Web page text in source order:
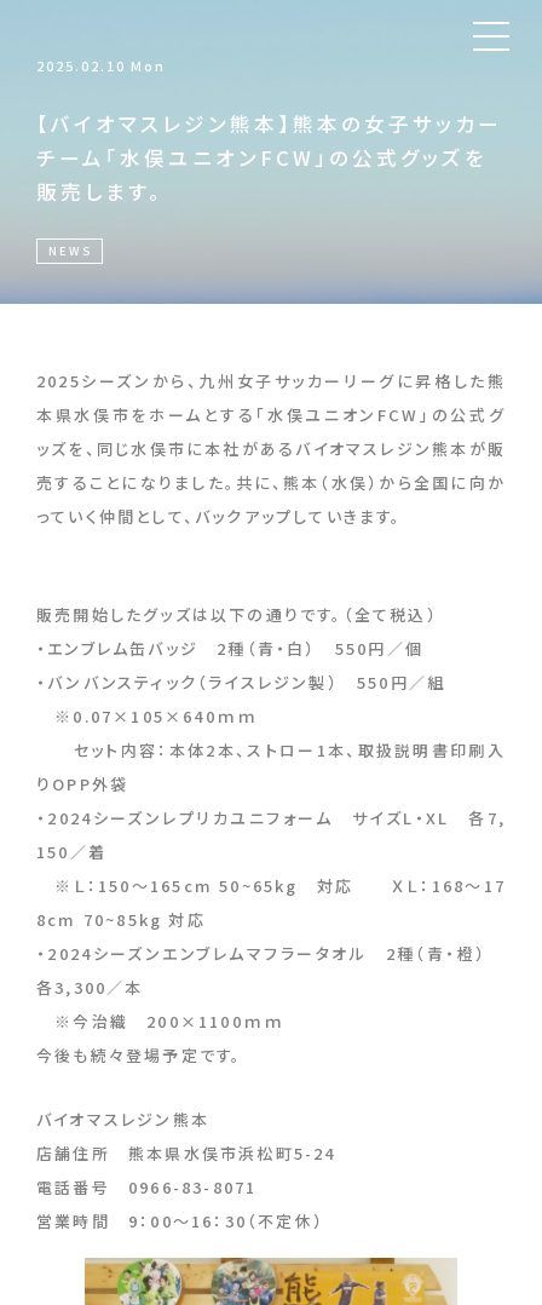
2025.02.10 Mon
【バイオマスレジン熊本】熊本の女子サッカー
チーム「水俣ユニオンFCW」の公式グッズを
販売します。
NEWS
2025シーズンから、九州女子サッカーリーグに昇格した熊
本県水俣市をホームとする「水俣ユニオンFCW」の公式グ
ッズを、同じ水俣市に本社があるバイオマスレジン熊本が販
売することになりました。共に、熊本（水俣）から全国に向か
っていく仲間として、バックアップしていきます。
販売開始したグッズは以下の通りです。（全て税込）
・エンブレム缶バッジ 2種（青・白） 550円／個
・バンバンスティック（ライスレジン製） 550円／組
※0.07×105×640ｍｍ
セット内容：本体2本、ストロー1本、取扱説明書印刷入
りOPP外袋
・2024シーズンレプリカユニフォーム サイズL・XL 各7,
150／着
※Ｌ：150～165cm 50~65kg 対応 ＸＬ：168～17
8cm 70~85kg 対応
・2024シーズンエンブレムマフラータオル 2種（青・橙）
各3,300／本
※今治織 200×1100ｍｍ
今後も続々登場予定です。
バイオマスレジン熊本
店舗住所 熊本県水俣市浜松町5-24
電話番号 0966-83-8071
営業時間 9：00～16：30（不定休）